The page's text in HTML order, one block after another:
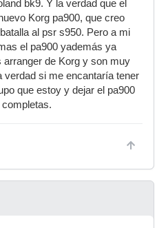
bk9. Y la verdad que el
Korg pa900, que creo
al psr s950. Pero a mi
el pa900 yademás ya
de Korg y son muy
verdad si me encantaría tener
que estoy y dejar el pa900